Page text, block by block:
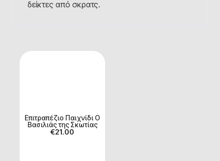
δείκτες από σκρατς.
Επιτραπέζιο Παιχνίδι Ο
Βασιλιάς της Σκωτίας
€21.00